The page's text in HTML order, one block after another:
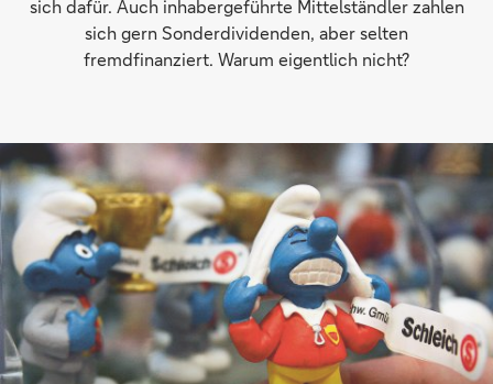
sich dafür. Auch inhabergeführte Mittelständler zahlen
sich gern Sonderdividenden, aber selten
fremdfinanziert. Warum eigentlich nicht?